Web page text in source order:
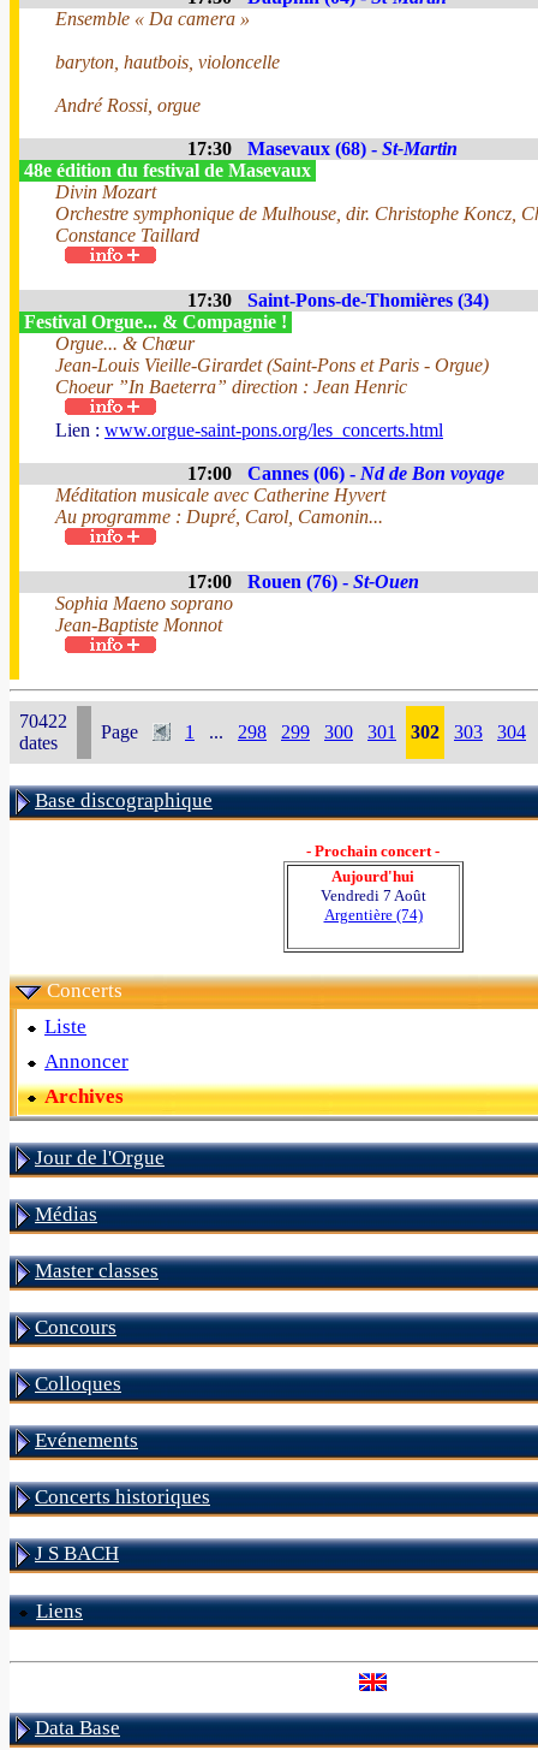
Ensemble « Da camera »
baryton, hautbois, violoncelle
André Rossi, orgue
17:30 Masevaux (68) - St-Martin
48e édition du festival de Masevaux
Divin Mozart
Orchestre symphonique de Mulhouse, dir. Christophe Koncz,
Constance Taillard
17:30
Saint-Pons-de-Thomières (34)
Festival Orgue... & Compagnie !
Orgue... & Chœur
Jean-Louis Vieille-Girardet (Saint-Pons et Paris - Orgue)
Choeur ”In Baeterra” direction : Jean Henric
Lien : www.orgue-saint-pons.org/les_concerts.html
17:00 Cannes (06) - Nd de Bon voyage
Méditation musicale avec Catherine Hyvert
Au programme : Dupré, Carol, Camonin...
17:00 Rouen (76) - St-Ouen
Sophia Maeno soprano
Jean-Baptiste Monnot
70422
dates
Page 1 ... 298 299 300 301 302 303 304
Base discographique
- Prochain concert -
Aujourd'hui
Vendredi 7 Août
Argentière (74)
Concerts
Liste
Annoncer
Archives
Jour de l'Orgue
Médias
Master classes
Concours
Colloques
Evénements
Concerts historiques
J S BACH
Liens
Data Base